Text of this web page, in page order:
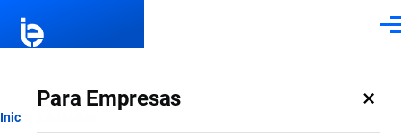
Para Empresas ×
Ruta
Inicio